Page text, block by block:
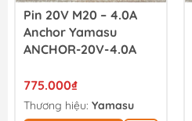
Pin 20V M20 – 4.0A
Anchor Yamasu
ANCHOR-20V-4.0A
775.000₫
Thương hiệu: Yamasu